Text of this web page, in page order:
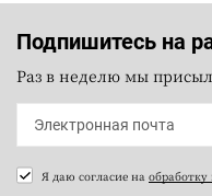
Подпишитесь на
Раз в неделю мы
Я даю согласие на